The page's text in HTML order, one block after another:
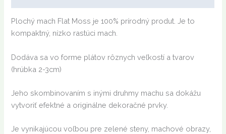
Plochý mach Flat Moss je 100% prírodný produt. Je to
kompaktný, nízko rastúci mach.
Dodáva sa vo forme plátov rôznych veľkostí a tvarov
(hrúbka 2-3cm)
Jeho skombinovaním s inými druhmy machu sa dokážu
vytvoriť efektné a originálne dekoračné prvky.
Je vynikajúcou voľbou pre zelené steny, machové obrazy,